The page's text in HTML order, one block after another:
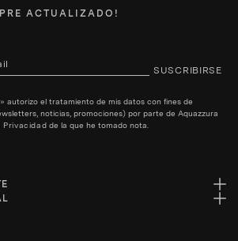
ACTUALIZADO!
SUSCRIBIRSE
autorizo el tratamiento de mis datos con fines de
noticias, promociones) por parte de Aquazzura
Privacidad de la que he tomado nota.